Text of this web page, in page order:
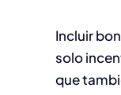
Incluir
solo
que